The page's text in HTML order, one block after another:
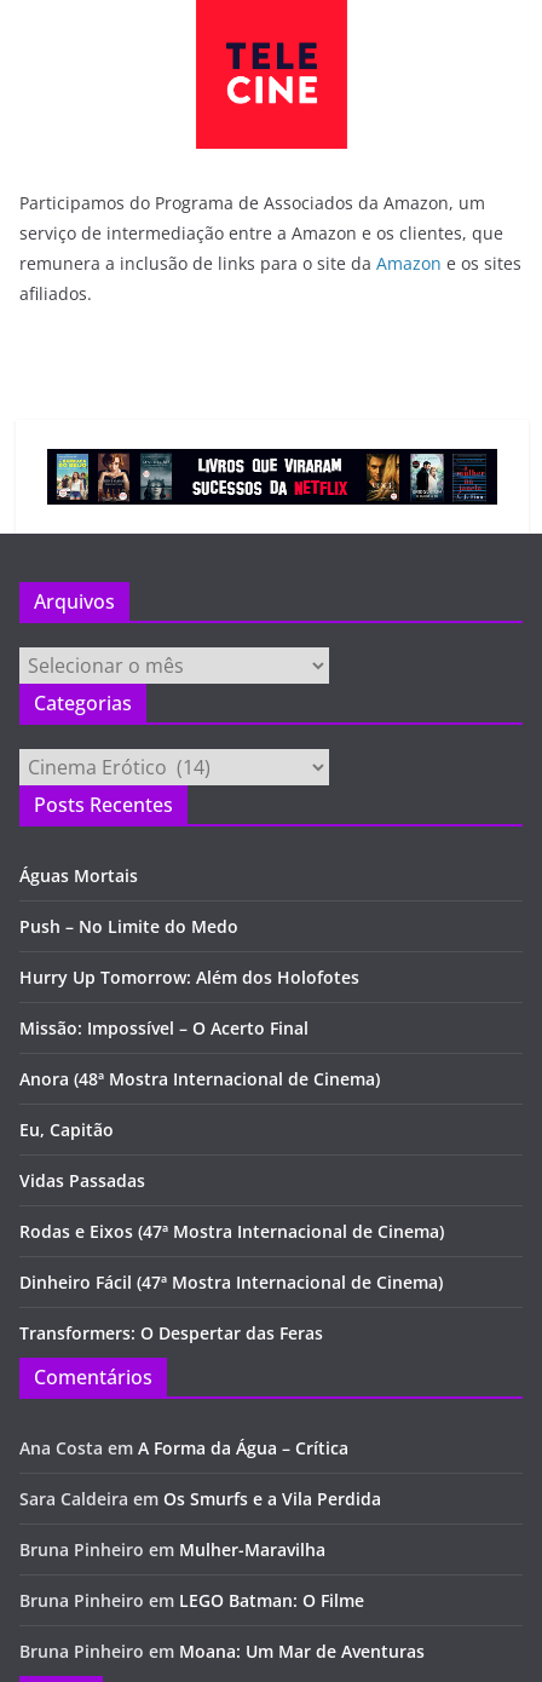
Participamos do Programa de Associados da Amazon, um
serviço de intermediação entre a Amazon e os clientes, que
remunera a inclusão de links para o site da Amazon e os sites
afiliados.
Arquivos
Arquivos
Categorias
Categorias
Posts Recentes
Águas Mortais
Push – No Limite do Medo
Hurry Up Tomorrow: Além dos Holofotes
Missão: Impossível – O Acerto Final
Anora (48ª Mostra Internacional de Cinema)
Eu, Capitão
Vidas Passadas
Rodas e Eixos (47ª Mostra Internacional de Cinema)
Dinheiro Fácil (47ª Mostra Internacional de Cinema)
Transformers: O Despertar das Feras
Comentários
Ana Costa em A Forma da Água – Crítica
Sara Caldeira em Os Smurfs e a Vila Perdida
Bruna Pinheiro em Mulher-Maravilha
Bruna Pinheiro em LEGO Batman: O Filme
Bruna Pinheiro em Moana: Um Mar de Aventuras